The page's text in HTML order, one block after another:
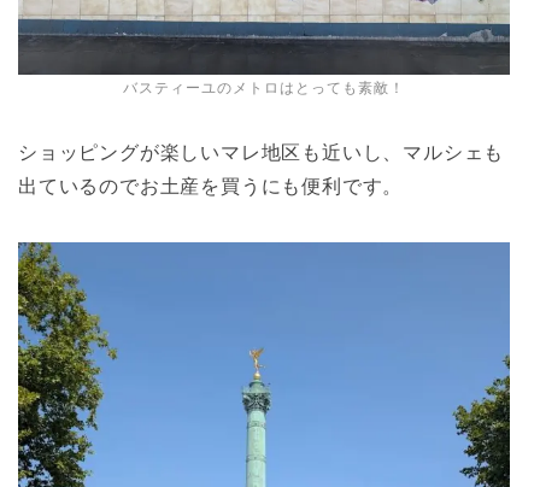
バスティーユのメトロはとっても素敵！
ショッピングが楽しいマレ地区も近いし、マルシェも
出ているのでお土産を買うにも便利です。